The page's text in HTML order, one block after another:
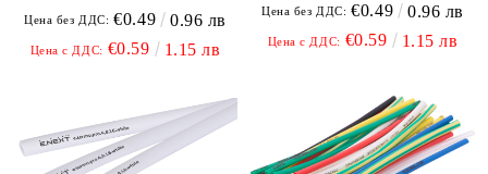
Цена без ДДС: €0.49 0.96 лв
Цена с ДДС: €0.59 1.15 лв
Цена без ДДС: €0.49 0.96 лв
Цена с ДДС: €0.59 1.15 лв